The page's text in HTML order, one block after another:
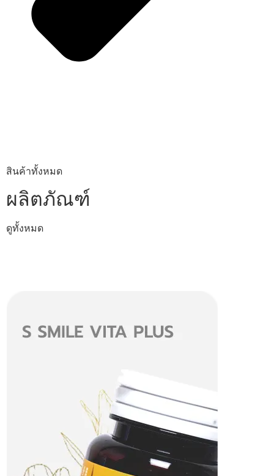
สินค้าทั้งหมด
ผลิตภัณฑ์
ดูทั้งหมด